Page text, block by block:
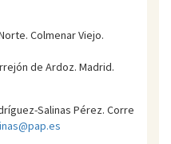
Colmenar Viejo.
de Ardoz. Madrid.
Salinas Pérez. Corre